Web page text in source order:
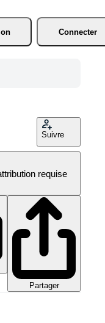
Connecter
Suivre
requise
Partager